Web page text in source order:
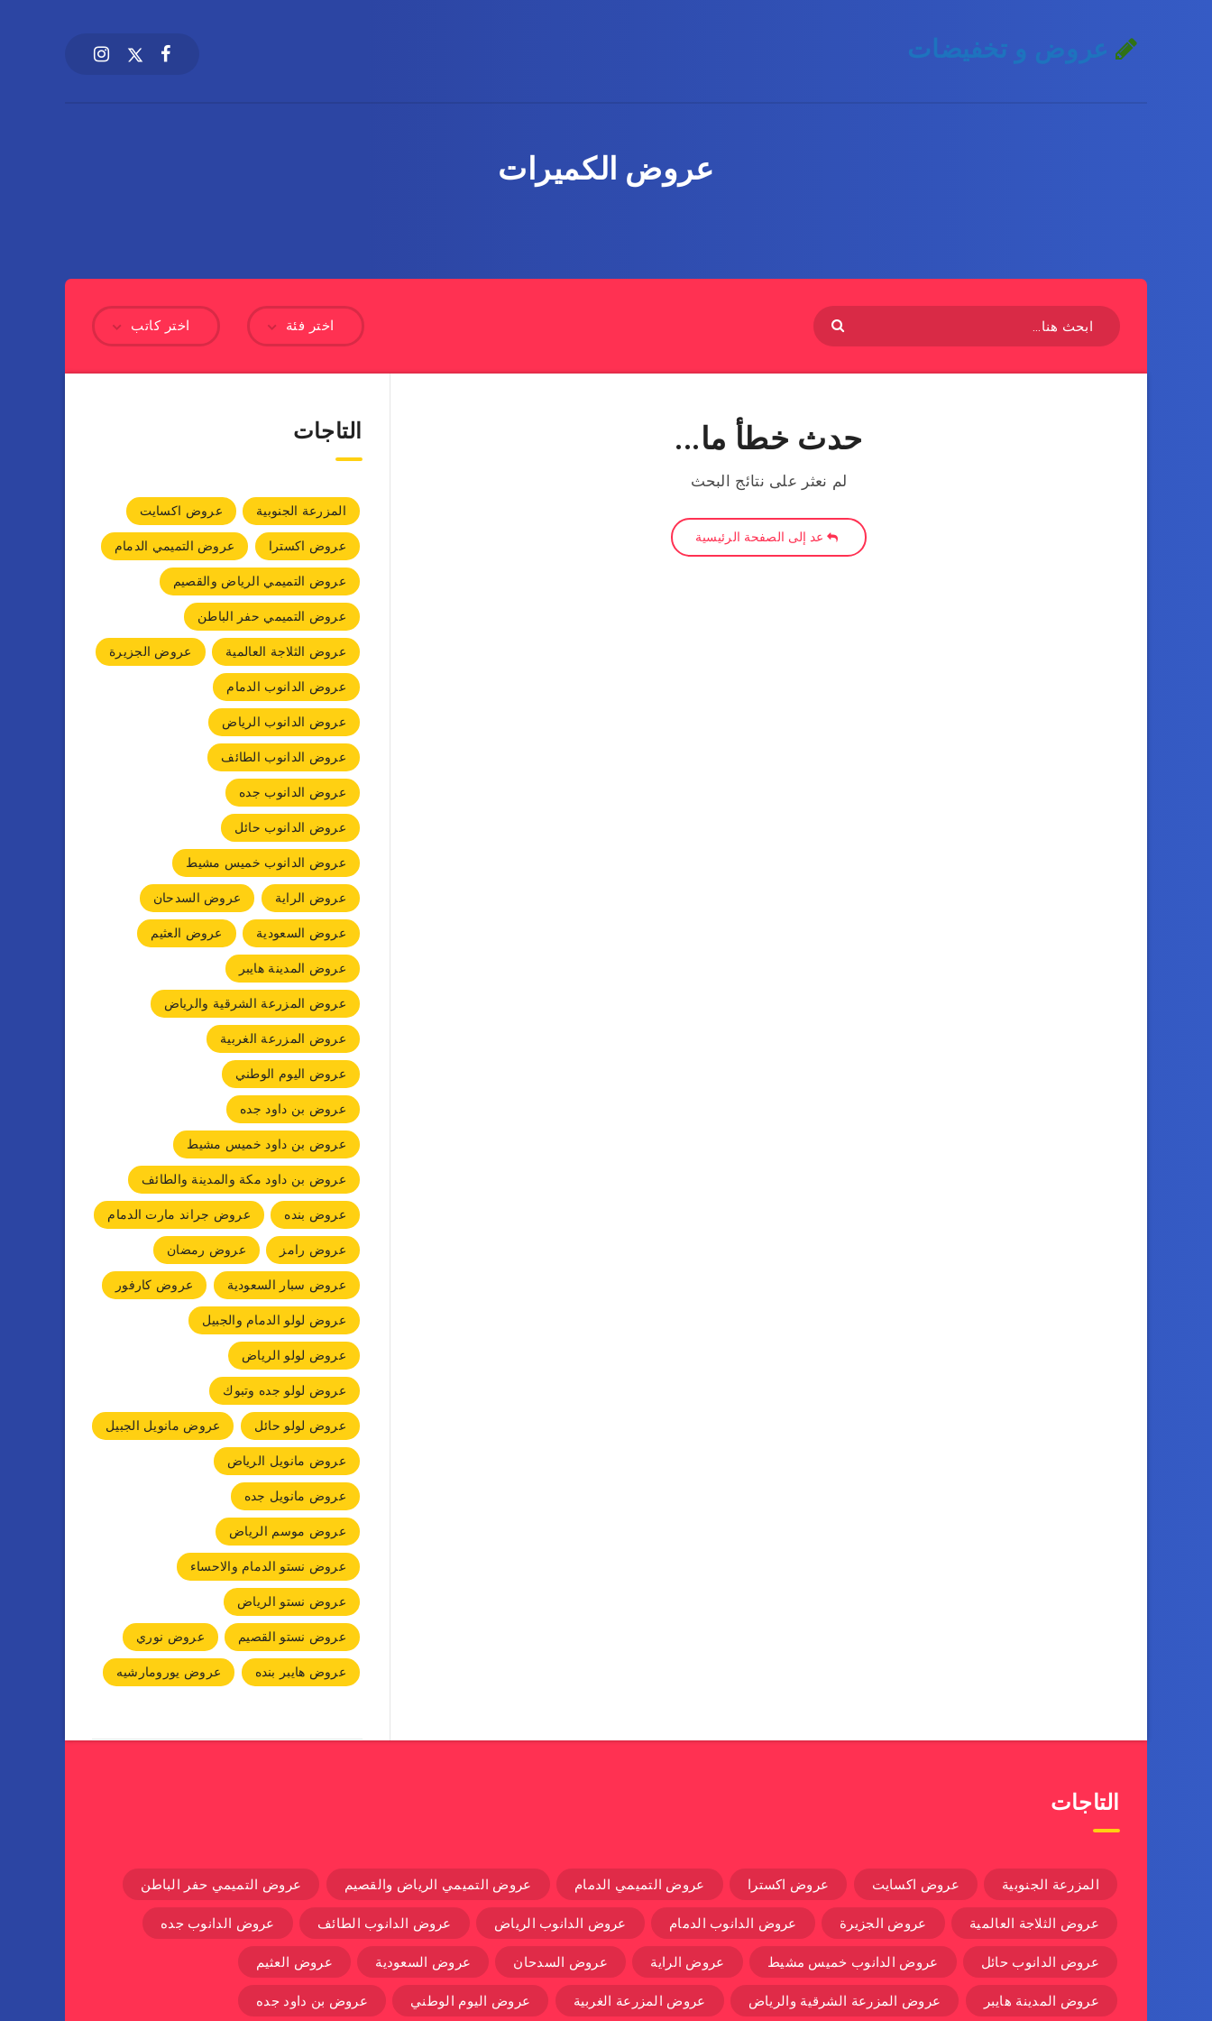
عروض و تخفيضات
عروض الكميرات
اختر كاتب اختر فئة
حدث خطأ ما...
لم نعثر على نتائج البحث
عد إلى الصفحة الرئيسية
التاجات
المزرعة الجنوبية
عروض اكسايت
عروض اكسترا
عروض التميمي الدمام
عروض التميمي الرياض والقصيم
عروض التميمي حفر الباطن
عروض الثلاجة العالمية
عروض الجزيرة
عروض الدانوب الدمام
عروض الدانوب الرياض
عروض الدانوب الطائف
عروض الدانوب جده
عروض الدانوب حائل
عروض الدانوب خميس مشيط
عروض الراية
عروض السدحان
عروض السعودية
عروض العثيم
عروض المدينة هايبر
عروض المزرعة الشرقية والرياض
عروض المزرعة الغربية
عروض اليوم الوطني
عروض بن داود جده
عروض بن داود خميس مشيط
عروض بن داود مكة والمدينة والطائف
عروض بنده
عروض جراند مارت الدمام
عروض رامز
عروض رمضان
عروض سبار السعودية
عروض كارفور
عروض لولو الدمام والجبيل
عروض لولو الرياض
عروض لولو جده وتبوك
عروض لولو حائل
عروض مانويل الجبيل
عروض مانويل الرياض
عروض مانويل جده
عروض موسم الرياض
عروض نستو الدمام والاحساء
عروض نستو الرياض
عروض نستو القصيم
عروض نوري
عروض هايبر بنده
عروض يورومارشيه
التاجات
المزرعة الجنوبية عروض اكسايت عروض اكسترا عروض التميمي الدمام عروض التميمي الرياض والقصيم عروض التميمي حفر الباطن
عروض الثلاجة العالمية عروض الجزيرة عروض الدانوب الدمام عروض الدانوب الرياض عروض الدانوب الطائف عروض الدانوب جده
عروض الدانوب حائل عروض الدانوب خميس مشيط عروض الراية عروض السدحان عروض السعودية عروض العثيم
عروض المدينة هايبر عروض المزرعة الشرقية والرياض عروض المزرعة الغربية عروض اليوم الوطني عروض بن داود جده